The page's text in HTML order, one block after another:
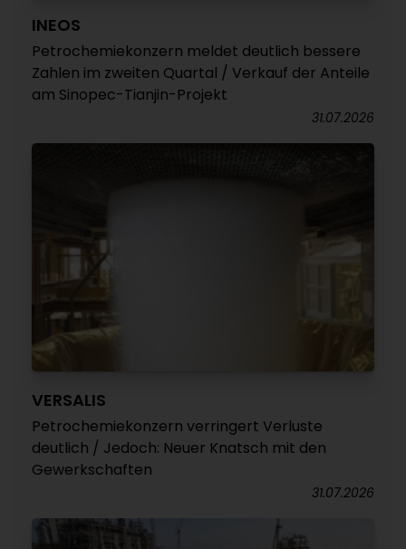
INEOS
Petrochemiekonzern meldet deutlich bessere
Zahlen im zweiten Quartal / Verkauf der Anteile
am Sinopec-Tianjin-Projekt
31.07.2026
VERSALIS
Petrochemiekonzern verringert Verluste
deutlich / Jedoch: Neuer Knatsch mit den
Gewerkschaften
31.07.2026